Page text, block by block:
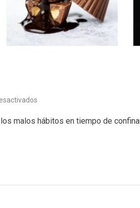
(30/04/20)
malos hábitos en tiempo de